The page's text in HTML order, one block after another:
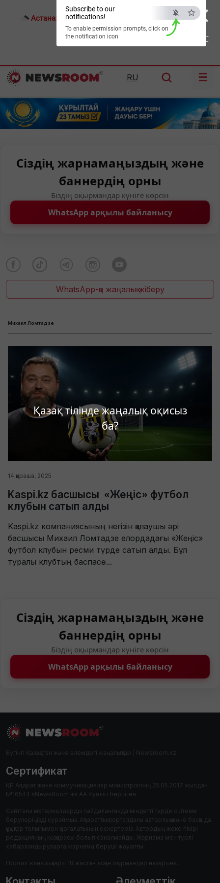
×
ESC
Қазақ тілінде жаңалық оқисыз
ба?
Subscribe to our
notifications!
To enable permission prompts, click on
the notification icon
Астана: 25°C Алматы: Шымкент:36°C
RU ☰
Сіздің жарнамаңыздың және
баннердің орны
Біздің оқырмандар күніге көрсін
WhatsApp арқылы байланысу
WhatsApp-қа жаңалық жіберу
Михаил Ломтадзе
14 қараша, 2025
Kaspi.kz басшысы «Жеңіс» футбол
клубын сатып алды
Kaspi.kz компаниясының негізін қалаушы әрі
басшысы Михаил Ломтадзе елордадағы «Жеңіс»
футбол клубын ресми түрде сатып алды. Бұл
туралы клубтың баспасө...
Сіздің жарнамаңыздың және
баннердің орны
Біздің оқырмандар күніге көрсін
WhatsApp арқылы байланысу
Бүгінгі Қазақстан және әлемдегі жаңалықтар | Newsroom.kz
Сертификат
ҚР Ақпарат және коммуникациялар министрлігінің 25.05.2017 жылдан
№16544 «NewsRoom +» АА Куәлігі берілген.
Сайттағы материалдарды пайдаланғанда міндетті түрде сілтеме
берулеріңізді сұраймыз. Ақпараттық порталдағы авторлық және басқа да
құқықтар толығымен қорғалатынын ескертеміз. Автордың жеке пікірі
редакцияның көзқарасы болып саналмайды. Жарнама мен түрлі
хабарландыруларға жарнама беруші жауапты.
Портал жаңалықтары 18 жастан асқан оқырмандар назарына.